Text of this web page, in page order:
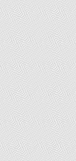
LEARN MORE
Ecrits personnels
Votre texte
visant à
conforme aux